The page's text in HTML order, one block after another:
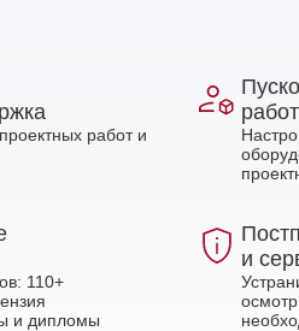
работ и
110+
и дипломы
и